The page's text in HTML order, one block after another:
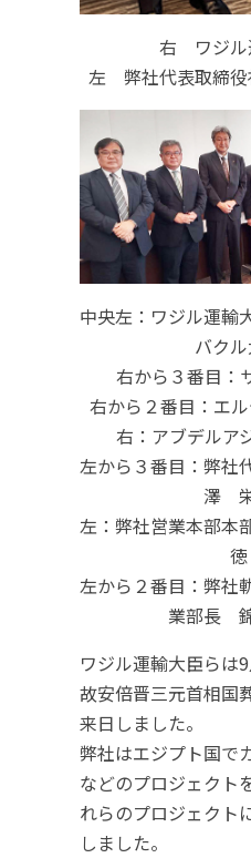
右 ワジル
左 弊社代表取締
中央左：ワジル運
バク
右から３番目：
右から２番目：エ
右：アブデルア
左から３番目：弊
澤
左：弊社営業本部
徳
左から２番目：弊社
業部長
ワジル運輸大臣らは
故安倍晋三元首相国
来日しました。
弊社はエジプト国で
などのプロジェクト
れらのプロジェクト
しました。